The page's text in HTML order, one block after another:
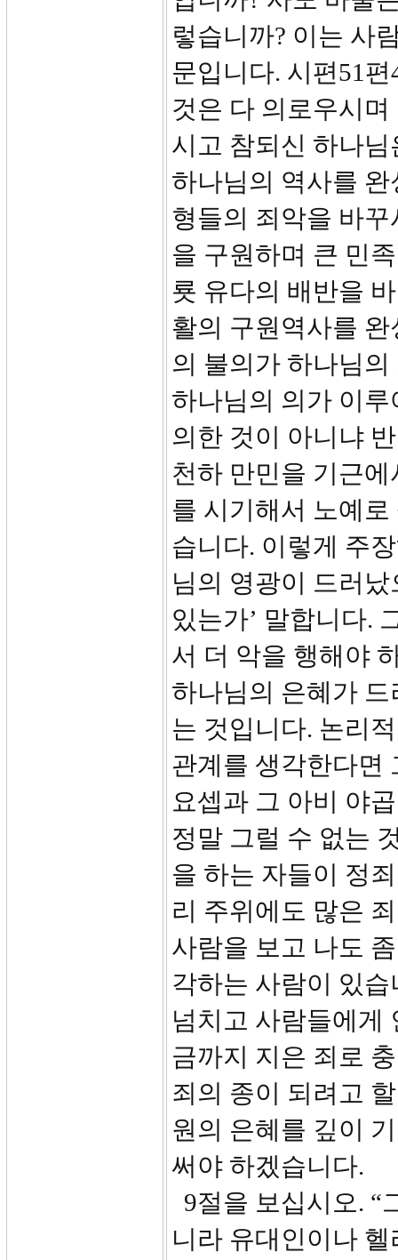
렇습니까? 이는 사
문입니다. 시편51
것은 다 의로우시
시고 참되신 하나
하나님의 역사를
형들의 죄악을 바
을 구원하며 큰 민
룟 유다의 배반을
활의 구원역사를
의 불의가 하나님
하나님의 의가 이
의한 것이 아니냐
천하 만민을 기근
를 시기해서 노예
습니다. 이렇게 주
님의 영광이 드러
있는가’ 말합니다.
서 더 악을 행해야
하나님의 은혜가
는 것입니다. 논리
관계를 생각한다면
요셉과 그 아비 야
정말 그럴 수 없는
을 하는 자들이 정
리 주위에도 많은
사람을 보고 나도
각하는 사람이 있
넘치고 사람들에게
금까지 지은 죄로
죄의 종이 되려고
원의 은혜를 깊이
써야 하겠습니다.
9절을 보십시오. “
니라 유대인이나